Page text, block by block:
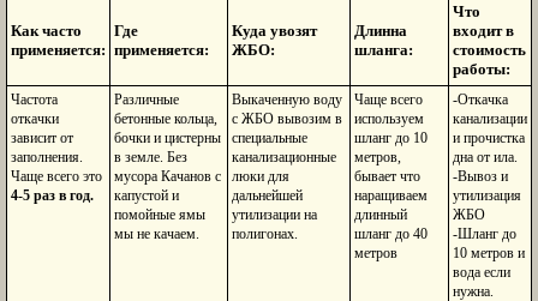
Как часто
применяется:
Где
применяется:
Куда увозят
ЖБО:
Длинна
шланга:
Что
входит в
стоимость
работы:
Частота
откачки
зависит от
заполнения.
Чаще всего это
4-5 раз в год.
Различные
бетонные кольца,
бочки и цистерны
в земле. Без
мусора Качанов с
капустой и
помойные ямы
мы не качаем.
Выкаченную воду
с ЖБО вывозим в
специальные
канализационные
люки для
дальнейшей
утилизации на
полигонах.
Чаще всего
используем
шланг до 10
метров,
бывает что
наращиваем
длинный
шланг до 40
метров
-Откачка
канализации
и прочистка
дна от ила.
-Вывоз и
утилизация
ЖБО
-Шланг до
10 метров и
вода если
нужна.